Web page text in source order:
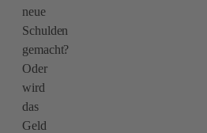
neue
Schulden
gemacht?
Oder
wird
das
Geld